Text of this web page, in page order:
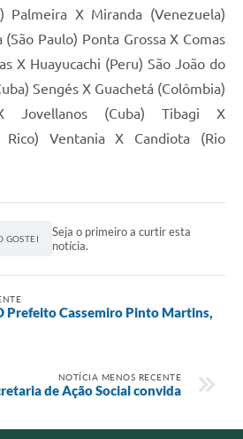
Palmeira X Miranda (Venezuela)
Paulo) Ponta Grossa X Comas
X Huayucachi (Peru) São João do
Sengés X Guachetá (Colômbia)
Jovellanos (Cuba) Tibagi X
Rico) Ventania X Candiota (Rio
GOSTEI
Seja o primeiro a curtir esta
notícia.
Cassemiro Pinto Martins,
NOTÍCIA MENOS RECENTE
de Ação Social convida